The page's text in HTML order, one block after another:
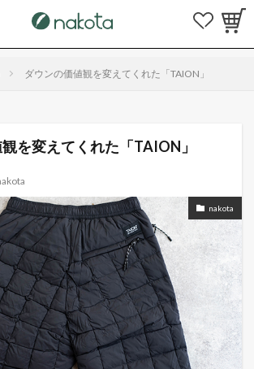
ダウンの価値観を変えてくれた「TAION」
を変えてくれた「TAION」
nakota